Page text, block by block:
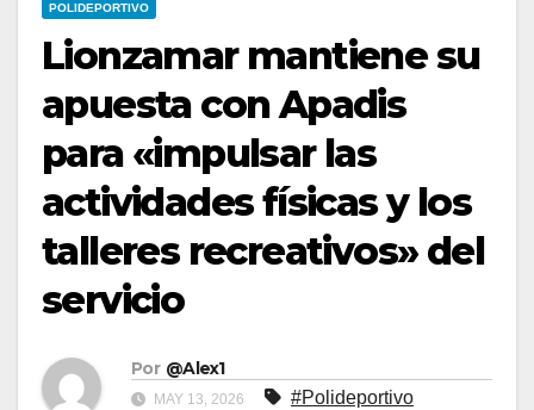
POLIDEPORTIVO
Lionzamar mantiene su
apuesta con Apadis
para «impulsar las
actividades físicas y los
talleres recreativos» del
servicio
Por @Alex1
MAY 13, 2026 #Polideportivo